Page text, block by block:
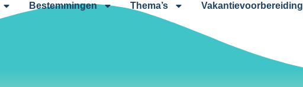
Bestemmingen Thema’s Vakantievoorbereiding